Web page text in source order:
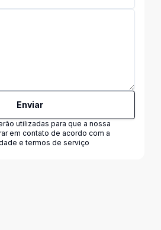
Enviar
utilizadas para que a nossa
em contato de acordo com a
e termos de serviço